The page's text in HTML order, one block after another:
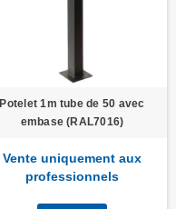
Potelet 1m tube de 50 avec
embase (RAL7016)
Vente uniquement aux
professionnels